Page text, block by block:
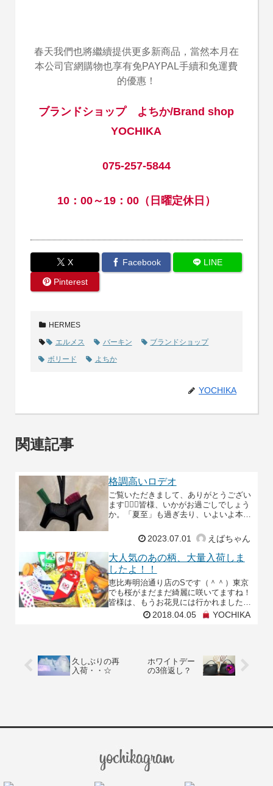
春天我們也將繼續提供更多新商品，當然本月在
本公司官網購物也享有免PAYPAL手續和免運費
的優惠！
ブランドショップ よちか/Brand shop
YOCHIKA
075-257-5844
10：00～19：00（日曜定休日）
X Facebook
LINE
Pinterest
HERMES
エルメス
バーキン
ブランドショップ
ボリード
よちか
YOCHIKA
関連記事
格調高いロデオ
ご覧いただきまして、ありがとうござい
ます🙇🏻‍♀️皆様、いかがお過ごしでしょう
か。「夏至」も過ぎ去り、いよいよ本格
チックで美しいロデオが入荷しましたの
でご紹介させて
2023.07.01 えばちゃん
大人気のあの柄、大量入荷しま
したよ！！
恵比寿明治通り店のSです（＾＾）東京
でも桜がまだまだ綺麗に咲いてますね！
皆様は、もうお花見には行かれました
か？私は、まだ行けてないので次の休み
の日でもゆっくりと見に行きたいです
2018.04.05 YOCHIKA
久しぶりの再
入荷・・☆
ホワイトデー
の3倍返し？